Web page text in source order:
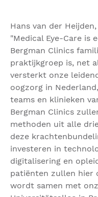
Hans van der
"Medical Eye-Care is
Bergman Clinics
praktijkgroep is, net
versterkt onze
oogzorg in
teams en klinieken
Bergman Clinics
methoden uit alle
deze
investeren in
digitalisering en
patiënten zullen hier
wordt samen met